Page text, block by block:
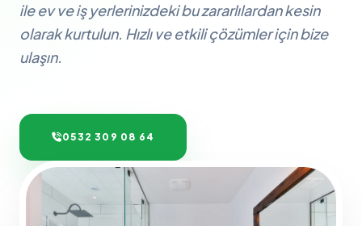
ile ev ve iş yerlerinizdeki bu zararlılardan kesin
olarak kurtulun. Hızlı ve etkili çözümler için bize
ulaşın.
0532 309 08 64